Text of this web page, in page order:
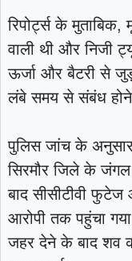
रिपोर्ट्स के मुताबिक,
वाली थी और निजी
ऊर्जा और बैटरी से
लंबे समय से संबंध
पुलिस जांच के
सिरमौर जिले के
बाद सीसीटीवी
आरोपी तक पहुंचा
जहर देने के बाद शव